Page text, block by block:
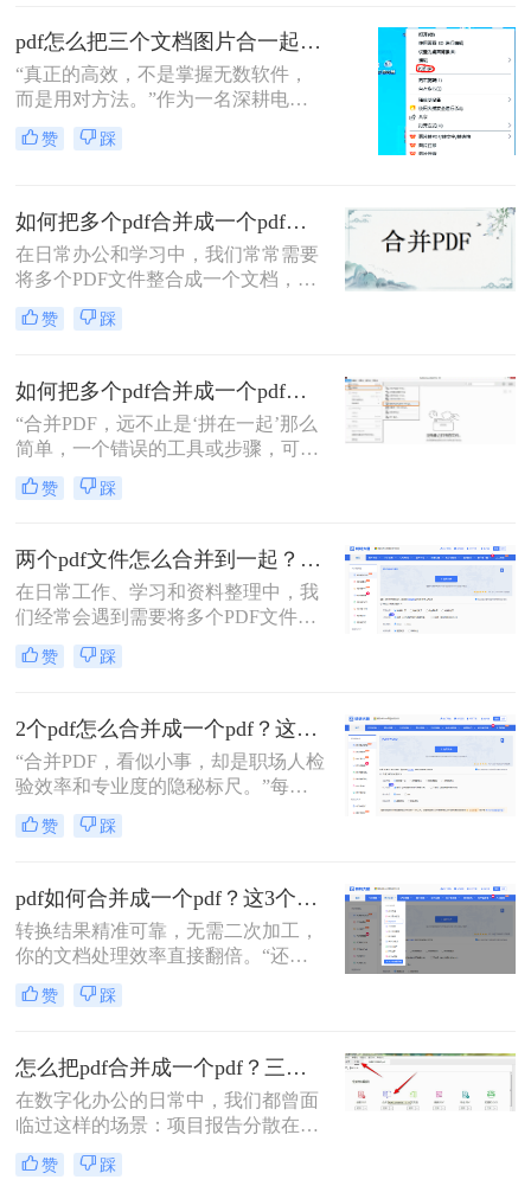
提交组合文档。虽然市面上有众多付
费软件提供PDF编辑功能，但免费方
案同样能高效完成任务。那么pdf怎么
免费合并为一个文件呢？本文将系统
介绍五种免费合并PDF文件的方法，
涵盖在线工具、桌面软件、命令行及
pdf怎么把三个文档图片合一起？三招搞定，最后一招在线即用无门槛！
“真正的高效，不是掌握无数软件，
而是用对方法。”作为一名深耕电脑
办公软件测评多年的博主，小编经常
在后台收到类似的求助：“手头有三
一个PDF文件里？”
赞 踩
如何把多个pdf合并成一个pdf？来试试这两种高效方法！
在日常办公和学习中，我们常常需要
将多个PDF文件整合成一个文档，以
便更好地管理和分享信息。那么如何
把多个pdf合并成一个pdf呢？为了帮
介绍两种简单而实用的方法来合并多
个PDF文件。
赞 踩
如何把多个pdf合并成一个pdf？5种高效合并方法详解！
“合并PDF，远不止是‘拼在一起’那么
简单，一个错误的工具或步骤，可能
让你精心排版的文档面目全
非。”——这是从业多年，处理过上
赞 踩
两个pdf文件怎么合并到一起？一篇涵盖所有主流方法的终极指南！
在日常工作、学习和资料整理中，我
们经常会遇到需要将多个PDF文件合
并为一个的情况。无论是整合多个章
节的电子书、汇总一份报告的各个部
PDF文档，掌握高效、可靠的PDF合
并技能至关重要。市面上有许多工具
可以实现这一功能，但各有优劣。那
么两个pdf文件怎么合并到一起呢？本
文将为您详细介绍四种主流且有效的
方法，从在线工具的便捷到专业软件
求。
赞 踩
2个pdf怎么合并成一个pdf？这3个方法让你效率翻倍，安全省心！
“合并PDF，看似小事，却是职场人检
验效率和专业度的隐秘标尺。”每到
月底汇总报告、项目结案需整合多方
资料，或是自媒体朋友整理拍摄脚本
PDF文档感到头疼？手动复制粘贴？
格式全乱。
赞 踩
pdf如何合并成一个pdf？这3个免费高效方法，职场人必须掌握！
转换结果精准可靠，无需二次加工，
你的文档处理效率直接翻倍。“还在
为合并几十个PDF报告而头疼？你浪
费在重复操作上的时间，够你学一个
评领域深耕多年的小编，我见过太多
职场朋友被基础的文档处理问题绊住
手脚。那么pdf如何合并成一个pdf
呢？
赞 踩
怎么把pdf合并成一个pdf？三招教你高效整合关键信息！
在数字化办公的日常中，我们都曾面
临过这样的场景：项目报告分散在多
个PDF里，学术论文章节各自独立，
或是一堆扫描合同需要整合。PDF合
赞 踩